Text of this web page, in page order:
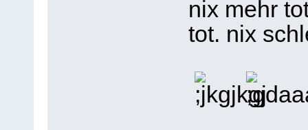
nix mehr
tot. nix